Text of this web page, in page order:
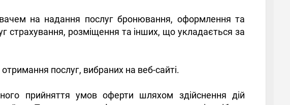
на надання послуг бронювання, оформлення та
страхування, розміщення та інших, що укладається за
послуг, вибраних на веб-сайті.
прийняття умов оферти шляхом здійснення дій